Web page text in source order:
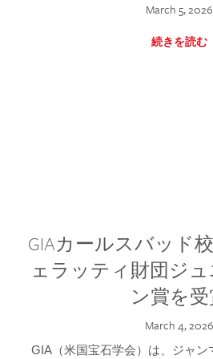
March 5, 2026
続きを読む
GIAカールスバッド
ェラッティ財団ジ
ン賞を
March 4, 2026
GIA（米国宝石学会）は、ジャン